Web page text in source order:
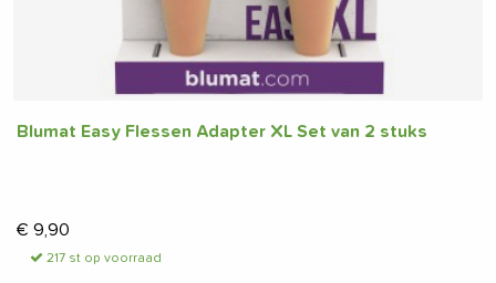
Blumat Easy Flessen Adapter XL Set van 2 stuks
€ 9,90
217 st op voorraad